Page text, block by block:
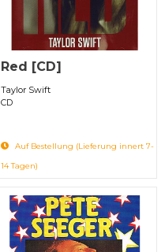
Red [CD]
Taylor Swift
CD
Auf Bestellung (Lieferung innert 7-
14 Tagen)